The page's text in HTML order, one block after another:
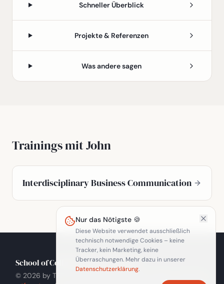
Nur das Nötigste 🍪
Diese Website verwendet ausschließlich
technisch notwendige Cookies – keine
Tracker, kein Marketing, keine
Überraschungen. Mehr dazu in unserer
Datenschutzerklärung.
Schneller Überblick
Projekte & Referenzen
Was andere sagen
Trainings mitJohn
Interdisciplinary Business Communication
School of Collaboration & Dialogue
© 2026 by TFP – The Facilitation Partners GmbH · München